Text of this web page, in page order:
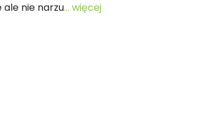
ale nie narzu... więcej